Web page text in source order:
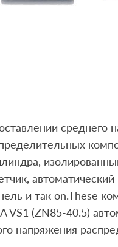
среднего
и так on.These
VS1 (ZN85-40.5)
напряжения